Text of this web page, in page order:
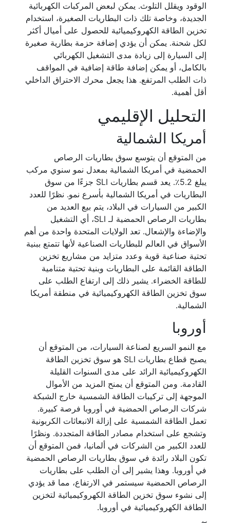
الوقود ويقلل التلوث. يمكن لبعض المركبات الكهربائية
الجديدة، وخاصة تلك ذات البطاريات الصغيرة، استخدام
تخزين الطاقة الكهروكيميائية للحصول على أميال أكثر
لكل شحنة. يمكن أن يؤدي إضافة حزمة بطارية صغيرة
إلى السيارة إلى زيادة مدى التشغيل الكهربائي
بالكامل، أو يمكن إضافة طاقة إضافية في المواقف
ذات الطلب المرتفع. هذا يجعل محرك الاحتراق الداخلي
أقل أهمية.
التحليل الإقليمي
أمريكا الشمالية
من المتوقع أن يتوسع سوق بطاريات الرصاص
الحمضية في أمريكا الشمالية بمعدل نمو سنوي مركب
يبلغ 5.2٪. يعد قسم بطاريات SLI جزءًا من سوق
البطاريات في أمريكا الشمالية بأسرع نمو. نظرًا للعدد
الكبير من السيارات في البلاد، يتم بيع العديد من
بطاريات الرصاص الحمضية لـ SLI، أي التشغيل
والإضاءة والإشعال. تعد الولايات المتحدة واحدة من أهم
الأسواق في العالم للبطاريات الصناعية لأنها تتمتع ببنية
تحتية صناعية قوية وعدد متزايد من مشاريع تخزين
الطاقة القائمة على البطاريات وبنية تحتية متنامية
للطاقة الخضراء. يشير ذلك إلى ارتفاع الطلب على
سوق تخزين الطاقة الكهروكيميائية في منطقة أمريكا
الشمالية.
أوروبا
مع النمو السريع لصناعة السيارات، من المتوقع أن
يصبح قطاع بطاريات SLI هو سوق تخزين الطاقة
الكهروكيميائية الرائد على مدى السنوات القليلة
القادمة. ومن المتوقع أن يمنح المزيد من الأموال
الموجهة إلى تركيبات الطاقة الشمسية خارج الشبكة
شركات الرصاص الحمضية في أوروبا فرصة كبيرة.
تعمل الطاقة الشمسية على إزالة الانبعاثات الكربونية
وتشجع على استخدام مصادر الطاقة المتجددة. ونظرًا
للعدد الكبير من الشركات في ألمانيا، فمن المتوقع أن
تكون البلاد رائدة في سوق بطاريات الرصاص الحمضية
في أوروبا. وهذا يشير إلى أن الطلب على بطاريات
الرصاص الحمضية سيستمر في الارتفاع، مما قد يؤدي
إلى نشوء سوق تخزين الطاقة الكهروكيميائية لتخزين
الطاقة الكهروكيميائية في أوروبا.